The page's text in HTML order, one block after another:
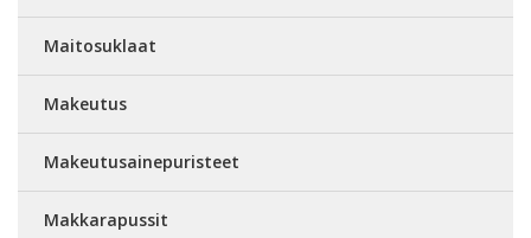
Maitosuklaat
Makeutus
Makeutusainepuristeet
Makkarapussit